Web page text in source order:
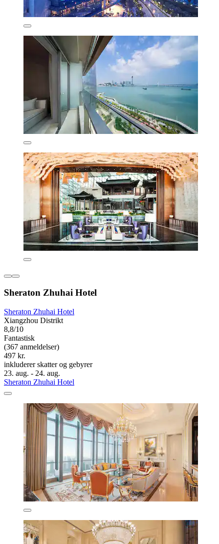
Sheraton Zhuhai Hotel
Sheraton Zhuhai Hotel
Xiangzhou Distrikt
8,8/10
Fantastisk
(367 anmeldelser)
497 kr.
inkluderer skatter og gebyrer
23. aug. - 24. aug.
Sheraton Zhuhai Hotel